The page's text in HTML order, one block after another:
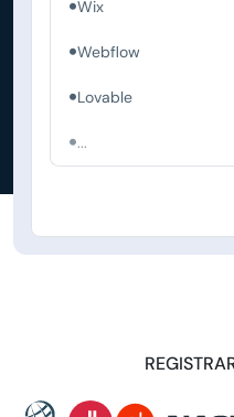
Wix
Webflow
Lovable
...